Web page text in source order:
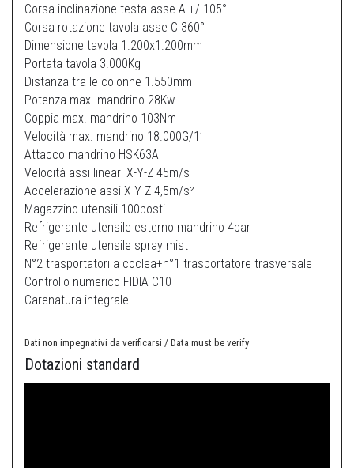
Corsa inclinazione testa asse A +/-105°
Corsa rotazione tavola asse C 360°
Dimensione tavola 1.200x1.200mm
Portata tavola 3.000Kg
Distanza tra le colonne 1.550mm
Potenza max. mandrino 28Kw
Coppia max. mandrino 103Nm
Velocità max. mandrino 18.000G/1’
Attacco mandrino HSK63A
Velocità assi lineari X-Y-Z 45m/s
Accelerazione assi X-Y-Z 4,5m/s²
Magazzino utensili 100posti
Refrigerante utensile esterno mandrino 4bar
Refrigerante utensile spray mist
N°2 trasportatori a coclea+n°1 trasportatore trasversale
Controllo numerico FIDIA C10
Carenatura integrale
Dati non impegnativi da verificarsi / Data must be verify
Dotazioni standard